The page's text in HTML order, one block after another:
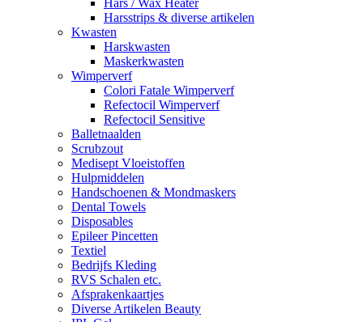
Hars / Wax Heater
Harsstrips & diverse artikelen
Kwasten
Harskwasten
Maskerkwasten
Wimperverf
Colori Fatale Wimperverf
Refectocil Wimperverf
Refectocil Sensitive
Balletnaalden
Scrubzout
Medisept Vloeistoffen
Hulpmiddelen
Handschoenen & Mondmaskers
Dental Towels
Disposables
Epileer Pincetten
Textiel
Bedrijfs Kleding
RVS Schalen etc.
Afsprakenkaartjes
Diverse Artikelen Beauty